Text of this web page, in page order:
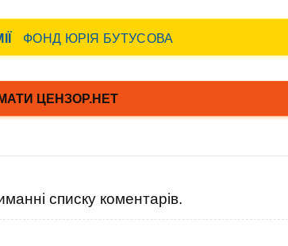
списку коментарів.